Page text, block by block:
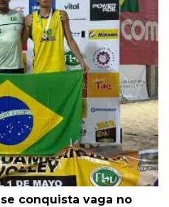
conquista vaga no